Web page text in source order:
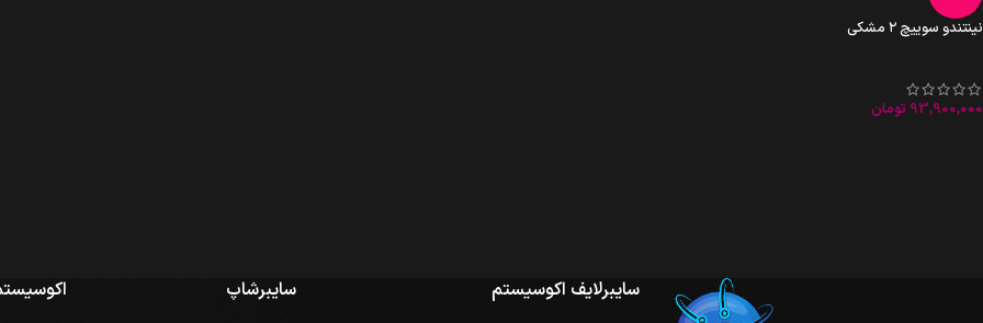
نینتندو سوییچ ۲ مشکی
93,900,000 تومان
سایبرلایف اکوسیستم سایبرشاپ